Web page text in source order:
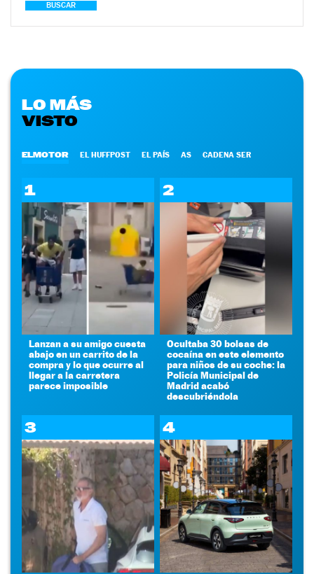
BUSCAR
LO MÁS
VISTO
ELMOTOR EL HUFFPOST EL PAÍS AS CADENA SER
1
Lanzan a su amigo cuesta
abajo en un carrito de la
compra y lo que ocurre al
llegar a la carretera
parece imposible
2
Ocultaba 30 bolsas de
cocaína en este elemento
para niños de su coche: la
Policía Municipal de
Madrid acabó
descubriéndola
3 4